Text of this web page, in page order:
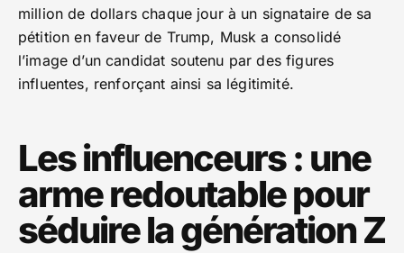
million de dollars chaque jour à un signataire de sa
pétition en faveur de Trump, Musk a consolidé
l’image d’un candidat soutenu par des figures
influentes, renforçant ainsi sa légitimité.
Les influenceurs : une
arme redoutable pour
séduire la génération Z